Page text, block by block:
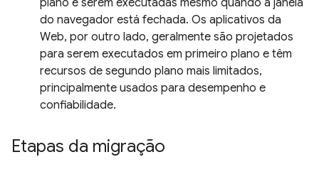
plano e serem executadas mesmo quando a janela
do navegador está fechada. Os aplicativos da
Web, por outro lado, geralmente são projetados
para serem executados em primeiro plano e têm
recursos de segundo plano mais limitados,
principalmente usados para desempenho e
confiabilidade.
Etapas da migração